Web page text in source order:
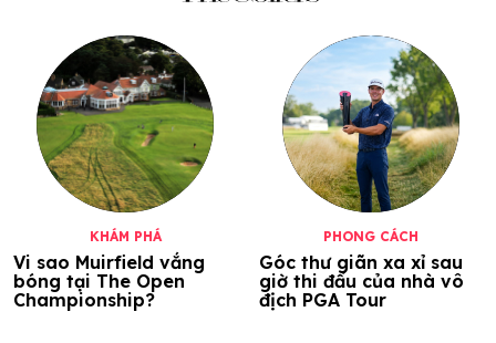
KHÁM PHÁ
Vi sao Muirfield vắng
bóng tại The Open
Championship?
PHONG CÁCH
Góc thư giãn xa xỉ sau
giờ thi đấu của nhà vô
địch PGA Tour